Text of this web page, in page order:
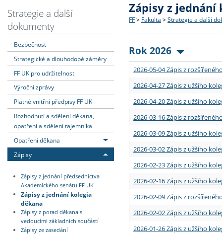
Dozvědět se více
Struktura a historie
Strategie a další
Podpora a benefity pro
Absolventi fakulty
Podat přihlášku
Co studovat a jak se
Učitelské studijní
Informace k průběhu
Dozvědět se více
Bakalářské a magisterské
Doktorské studium
Rigorózní řízení
Dozvědět se více
O vědě a výzkumu na FF
Akademické kvalifikace
Granty a projekty
Dozvědět se více
Aktuální nabídky a
Vyjíždějící studenti
Přijíždějící studenti
Vyjíždějící zaměstnanci
Strategie a další
dokumenty
Bezpečnost
Strategické a dlouhodobé záměry
FF UK pro udržitelnost
Výroční zprávy
Platné vnitřní předpisy FF UK
Rozhodnutí a sdělení děkana,
opatření a sdělení tajemníka
Opatření děkana
Zápisy
Zápisy z jednání předsednictva
Akademického senátu FF UK
Zápisy z jednání kolegia
děkana
Zápisy z porad děkana s
vedoucími základních součástí
Zápisy ze zasedání
Zápisy z jednání
FF > Fakulta > Strategie a další
Rok 2026
2026-05-04 Zápis z
2026-04-27 Zápis z užšího
2026-04-20 Zápis z užšího
2026-03-16 Zápis z
2026-03-09 Zápis z užšího
2026-03-02 Zápis z užšího
2026-02-23 Zápis z užšího
2026-02-16 Zápis z užšího
2026-02-09 Zápis z
2026-02-02 Zápis z užšího
2026-01-26 Zápis z užšího